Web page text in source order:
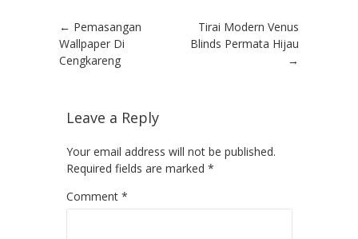
Post navigation
← Pemasangan
Wallpaper Di
Cengkareng
Tirai Modern Venus
Blinds Permata Hijau
→
Leave a Reply
Your email address will not be published.
Required fields are marked *
Comment *